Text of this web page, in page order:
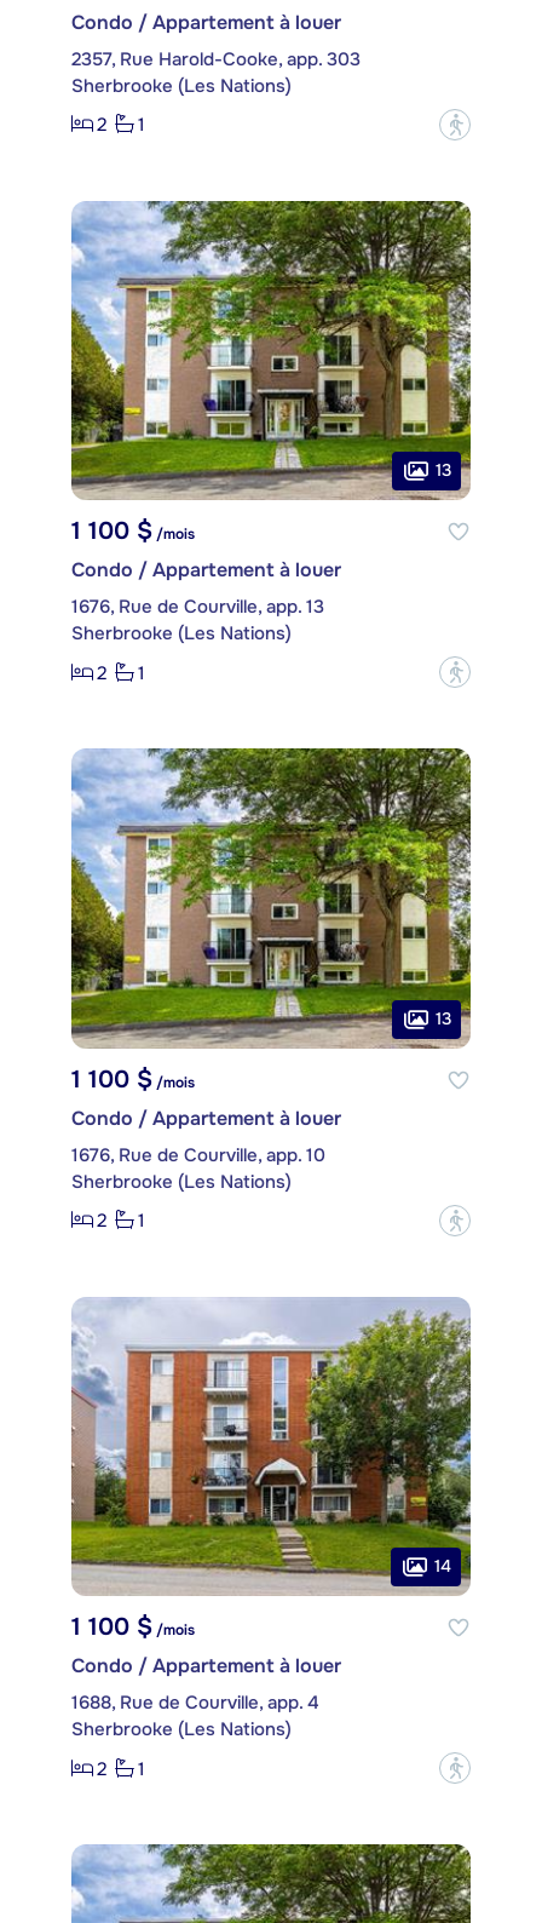
Condo / Appartement à louer
2357, Rue Harold-Cooke, app. 303
Sherbrooke (Les Nations)
2
1 ?
13
1 100 $/mois
Condo / Appartement à louer
1676, Rue de Courville, app. 13
Sherbrooke (Les Nations)
2
1 ?
13
1 100 $ /mois
Condo / Appartement à louer
1676, Rue de Courville, app. 10
Sherbrooke (Les Nations)
2
1 ?
14
1 100 $/mois
Condo / Appartement à louer
1688, Rue de Courville, app. 4
Sherbrooke (Les Nations)
2
1 ?